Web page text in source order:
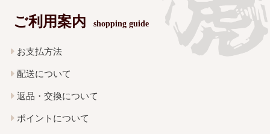
ご利用案内 shopping guide
お支払方法
配送について
返品・交換について
ポイントについて